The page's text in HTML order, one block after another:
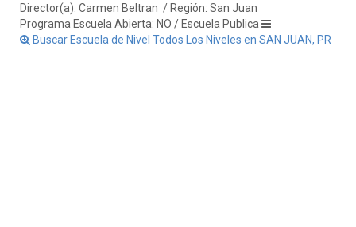
Director(a): Carmen Beltran / Región: San Juan
Programa Escuela Abierta: NO / Escuela Publica
Buscar Escuela de Nivel Todos Los Niveles en SAN JUAN, PR